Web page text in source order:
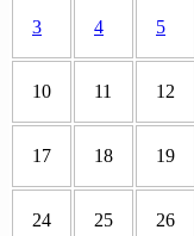
3 4 5
10 11 12
17 18 19
24 25 26